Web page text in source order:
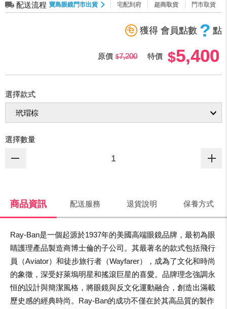
配送流程 寶島眼鏡門市出貨 宅配到府 超商取貨 門市取貨
獲得 會員點數 ? 點
原價 7,200 特價 5,400
選擇款式
選擇數量
商品資訊 配送服務 退貨說明 保養方式
Ray-Ban是一個起源於1937年的美國高端眼鏡品牌，最初為眼
睛護理產品製造商博士倫的子公司。其最著名的款式包括飛行
員（Aviator）和徒步旅行者（Wayfarer），成為了文化和時尚
的象徵，深受好萊塢明星和搖滾巨星的喜愛。品牌理念強調永
恒的設計與簡潔風格，將眼鏡與反文化運動融合，創造出滿載
歷史感的經典時尚。Ray-Ban的成功不僅在於其高品質的製作